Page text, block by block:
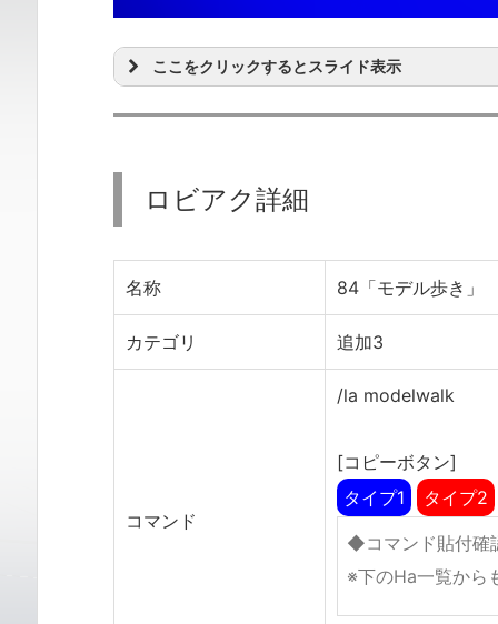
ここをクリックするとスライド表示
ロビアク詳細
名称 84「モデル歩き」
カテゴリ 追加3
コマンド
/la modelwalk
[コピーボタン]
タイプ1
タイプ2